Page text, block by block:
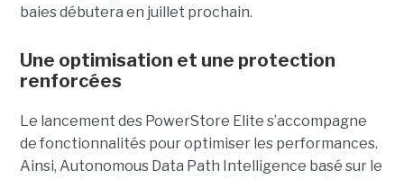
baies débutera en juillet prochain.
Une optimisation et une protection
renforcées
Le lancement des PowerStore Elite s’accompagne
de fonctionnalités pour optimiser les performances.
Ainsi, Autonomous Data Path Intelligence basé sur le